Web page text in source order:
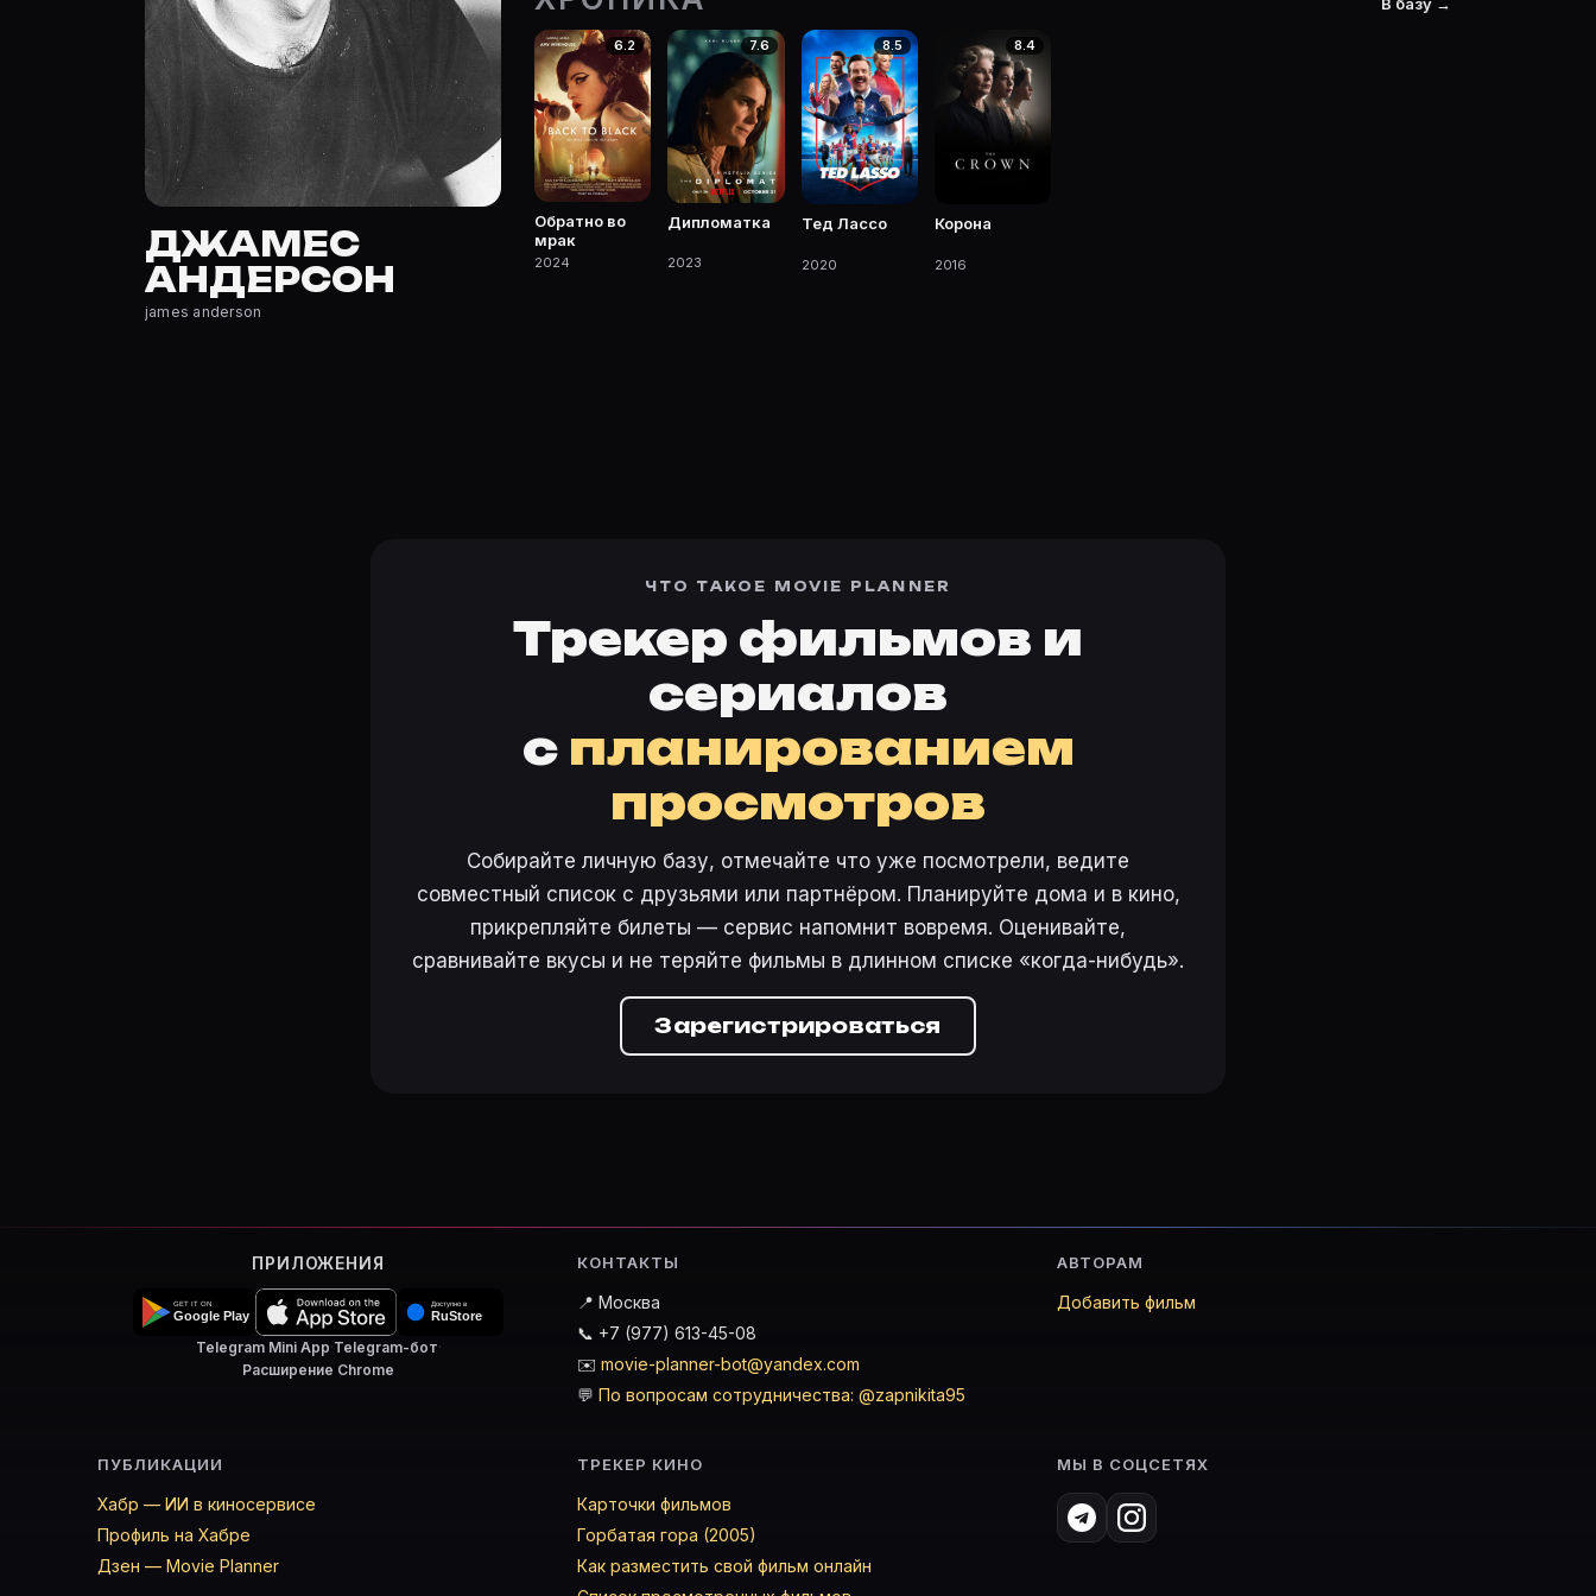
Полный список — на Movie Planner: https://movie-planner.ru/s/7161761. Фильмы, сериалы, роли и фото.
Кто такой(ая) Джамес Андерсон?
Джамес Андерсон — актёр. Биография и роли на карточке Movie Planner.
Где открыть фильмографию Джамес Андерсон?
На Movie Planner: https://movie-planner.ru/s/7161761 — фильмы, сериалы, роли и фото.
ДЖАМЕС
АНДЕРСОН
james anderson
6.2
Обратно во
мрак
2024
7.6
Дипломатка
2023
8.5
Тед Лассо
2020
8.4
Корона
2016
ЧТО ТАКОЕ MOVIE PLANNER
Трекер фильмов и
сериалов
с планированием
просмотров
Собирайте личную базу, отмечайте что уже посмотрели, ведите
совместный список с друзьями или партнёром. Планируйте дома и в кино,
прикрепляйте билеты — сервис напомнит вовремя. Оценивайте,
сравнивайте вкусы и не теряйте фильмы в длинном списке «когда-нибудь».
Зарегистрироваться
ПРИЛОЖЕНИЯ
Telegram Mini App·Telegram-бот·
Расширение Chrome
КОНТАКТЫ
📍 Москва
📞 +7 (977) 613-45-08
✉️ movie-planner-bot@yandex.com
💬 По вопросам сотрудничества: @zapnikita95
АВТОРАМ
Добавить фильм
ПУБЛИКАЦИИ
Хабр — ИИ в киносервисе
Профиль на Хабре
Дзен — Movie Planner
ТРЕКЕР КИНО
Карточки фильмов
Горбатая гора (2005)
Как разместить свой фильм онлайн
МЫ В СОЦСЕТЯХ